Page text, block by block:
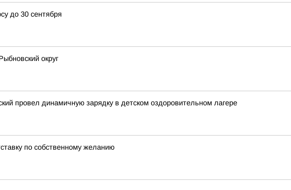
до 30 сентября
округ
провел динамичную зарядку в детском оздоровительном лагере
по собственному желанию